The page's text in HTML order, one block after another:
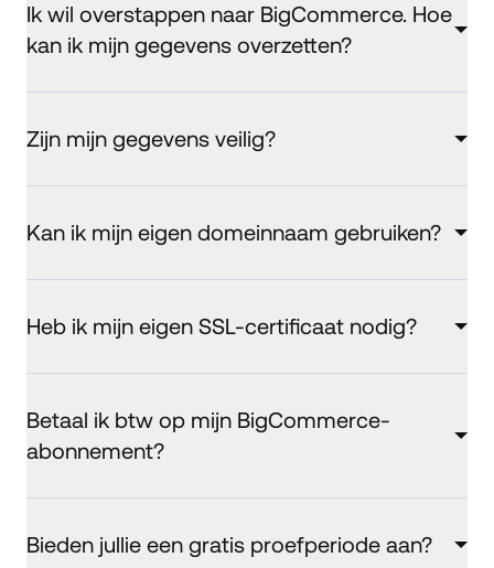
Ik wil overstappen naar BigCommerce. Hoe
kan ik mijn gegevens overzetten?
Zijn mijn gegevens veilig?
Kan ik mijn eigen domeinnaam gebruiken?
Heb ik mijn eigen SSL-certificaat nodig?
Betaal ik btw op mijn BigCommerce-
abonnement?
Bieden jullie een gratis proefperiode aan?